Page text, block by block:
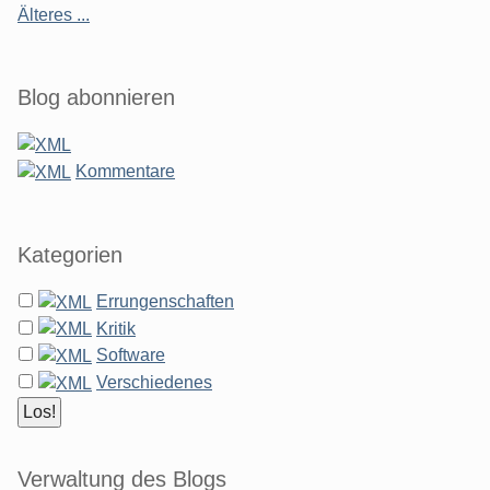
Älteres ...
Blog abonnieren
Kommentare
Kategorien
Errungenschaften
Kritik
Software
Verschiedenes
Verwaltung des Blogs